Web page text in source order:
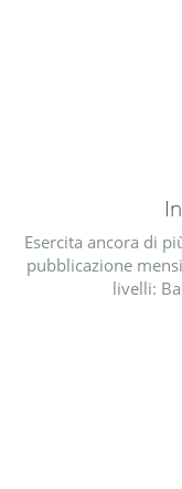
Esercita ancora di
pubblicazione
livelli: